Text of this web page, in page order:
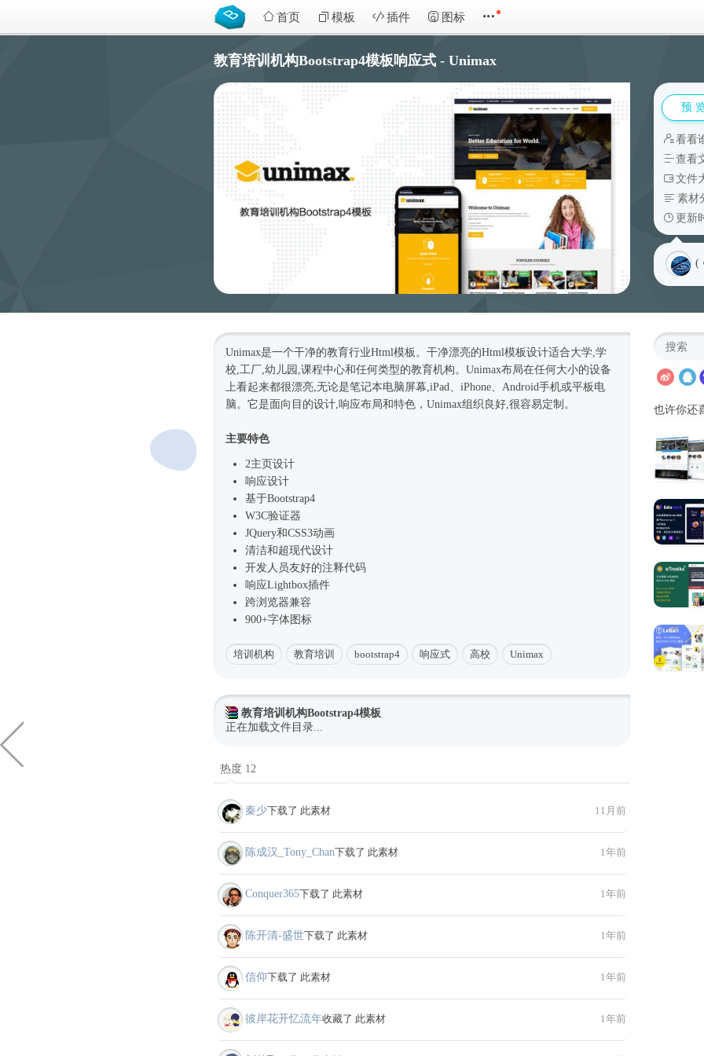
首页 模板 插件 图标
教育培训机构Bootstrap4模板响应式 - Unimax
预
看看
查看
文件
素材
更新
(
Unimax是一个干净的教育行业Html模板 。干净漂亮的Html模板设计适合大学,学
校,工厂,幼儿园,课程中心和任何类型的教育机构。Unimax布局在任何大小的设备
上看起来都很漂亮,无论是笔记本电脑屏幕,iPad、iPhone、Android手机或平板电
脑。它是面向目的设计,响应布局和特色，Unimax组织良好,很容易定制。
主要特色
2主页设计
响应设计
基于Bootstrap4
W3C验证器
JQuery和CSS3动画
清洁和超现代设计
开发人员友好的注释代码
响应Lightbox插件
跨浏览器兼容
900+字体图标
培训机构 教育培训 bootstrap4 响应式 高校 Unimax
教育培训机构Bootstrap4模板
正在加载文件目录...
热度 12
秦少下载了 此素材 11月前
陈成汉_Tony_Chan下载了 此素材 1年前
Conquer365下载了 此素材 1年前
陈开清-盛世下载了 此素材 1年前
信仰下载了 此素材 1年前
彼岸花开忆流年收藏了 此素材 1年前
也许你还